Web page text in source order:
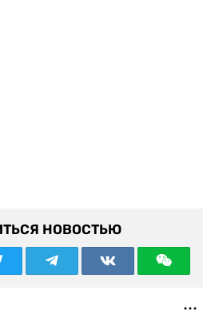
НОВОСТЬЮ